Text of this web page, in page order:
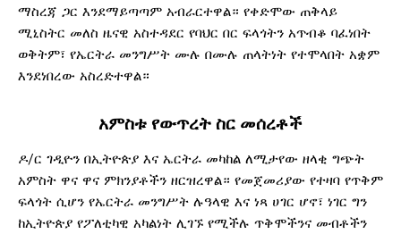
ማስረጃ ጋር እንደማይጣጣም አብራርተዋል። የቀድሞው ጠቅላይ
ሚኒስትር መለስ ዜናዊ አስተዳደር የባህር በር ፍላጎትን አጥብቆ ባፈነበት
ወቅትም፣ የኤርትራ መንግሥት ሙሉ በሙሉ ጠላትነት የተሞላበት አቋም
እንደነበረው አስረድተዋል።
አምስቱ የውጥረት ስር መሰረቶች
ዶ/ር ገዲዮን በኢትዮጵያ እና ኤርትራ መካከል ለሚታየው ዘላቂ ግጭት
አምስት ዋና ዋና ምክንያቶችን ዘርዝረዋል። የመጀመሪያው የተዛባ የጥቅም
ፍላጎት ሲሆን የኤርትራ መንግሥት ሉዓላዊ እና ነጻ ሀገር ሆኖ፣ ነገር ግን
ከኢትዮጵያ የፖለቲካዊ አካልነት ሊገኙ የሚችሉ ጥቅሞችንና መብቶችን